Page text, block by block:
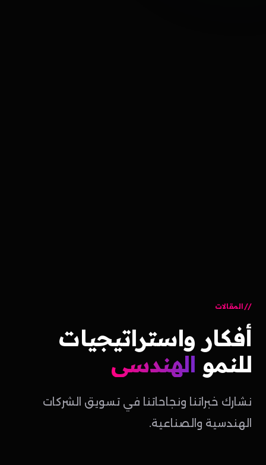
المقالات
أفكار واستراتيجيات
للنمو الهندسي
نشارك خبراتنا ونجاحاتنا في تسويق الشركات
الهندسية والصناعية.